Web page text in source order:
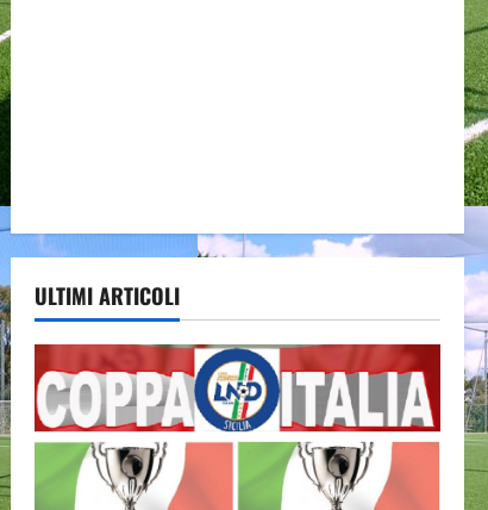
ULTIMI ARTICOLI